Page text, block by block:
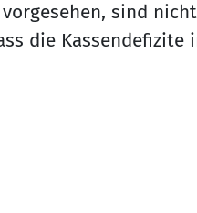
sind
die Kassendefizite